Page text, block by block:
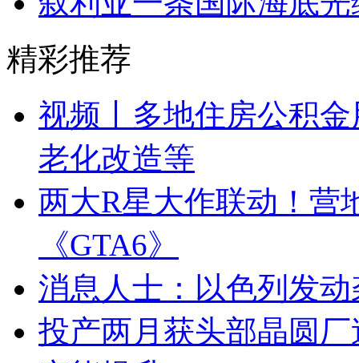
精彩推荐
视频丨多地住房公积
老化改造等
两大R星大作联动！营
《GTA6》
消息人士：以色列发
投产两月获头部晶圆